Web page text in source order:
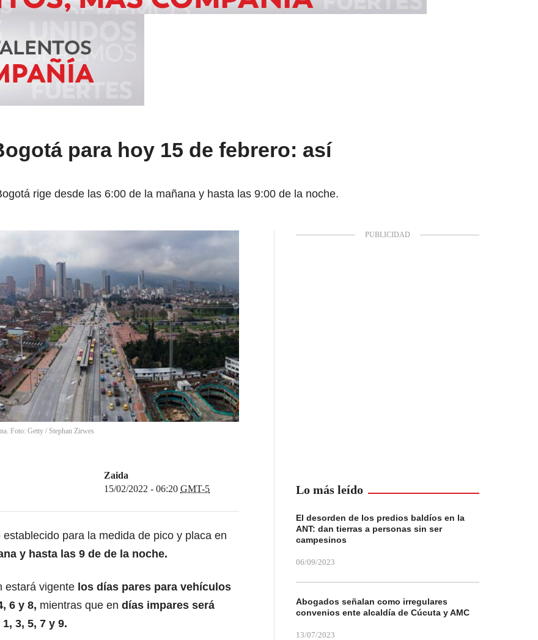
para hoy 15 de febrero: así
rige desde las 6:00 de la mañana y hasta las 9:00 de la noche.
Foto: Getty / Stephan Zirwes
Zaida
15/02/2022 - 06:20 GMT-5
para la medida de pico y placa en
y hasta las 9 de de la noche.
estará vigente los días pares para vehículos
6 y 8, mientras que en días impares será
3, 5, 7 y 9.
Lo más leído
El desorden de los predios baldíos en la
ANT: dan tierras a personas sin ser
campesinos
06/09/2023
Abogados señalan como irregulares
convenios ente alcaldía de Cúcuta y AMC
13/07/2023